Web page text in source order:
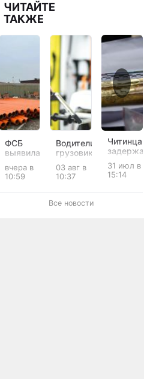
ЧИТАЙТЕ
ТАКЖЕ
ФСБ
выявила
на 130
млн
рублей
вчера в
10:59
Водители
грузовиков
насмерть
сбили
двух
пешеходов
в
03 авг в
10:37
Читинца
за
золота
на 3,5
31 июл в
15:14
Все новости